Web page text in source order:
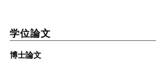
学位論文
博士論文